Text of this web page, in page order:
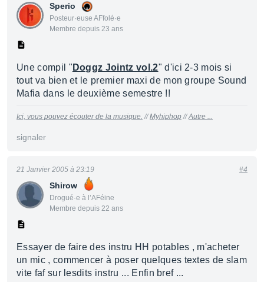
Sperio
Posteur·euse AFfolé·e
Membre depuis 23 ans
Une compil " Doggz Jointz vol.2" d'ici 2-3 mois si
tout va bien et le premier maxi de mon groupe Sound
Mafia dans le deuxième semestre !!
Ici, vous pouvez écouter de la musique. //Myhiphop//Autre ...
signaler
Shirow
Drogué·e à l’AFéine
Membre depuis 22 ans
21 Janvier 2005 à 23:19 #4
Essayer de faire des instru HH potables , m'acheter
un mic , commencer à poser quelques textes de slam
vite faf sur lesdits instru ... Enfin bref ...